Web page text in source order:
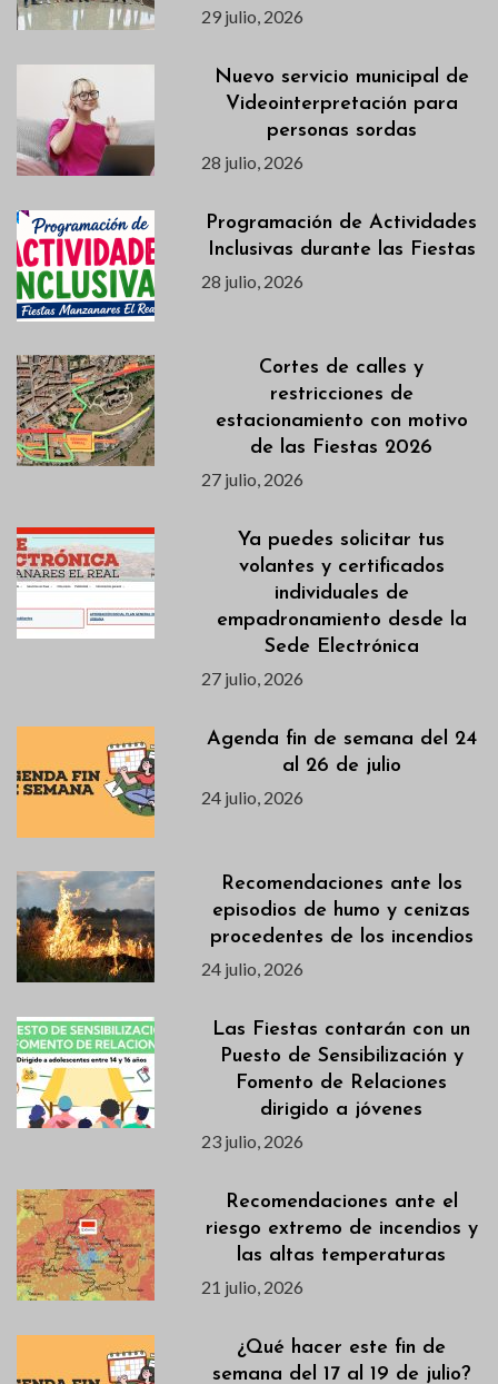
29 julio, 2026
Nuevo servicio municipal de
Videointerpretación para
personas sordas
28 julio, 2026
Programación de Actividades
Inclusivas durante las Fiestas
28 julio, 2026
Cortes de calles y
restricciones de
estacionamiento con motivo
de las Fiestas 2026
27 julio, 2026
Ya puedes solicitar tus
volantes y certificados
individuales de
empadronamiento desde la
Sede Electrónica
27 julio, 2026
Agenda fin de semana del 24
al 26 de julio
24 julio, 2026
Recomendaciones ante los
episodios de humo y cenizas
procedentes de los incendios
24 julio, 2026
Las Fiestas contarán con un
Puesto de Sensibilización y
Fomento de Relaciones
dirigido a jóvenes
23 julio, 2026
Recomendaciones ante el
riesgo extremo de incendios y
las altas temperaturas
21 julio, 2026
¿Qué hacer este fin de
semana del 17 al 19 de julio?